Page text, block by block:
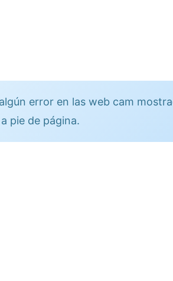
error en las web cam
pie de página.